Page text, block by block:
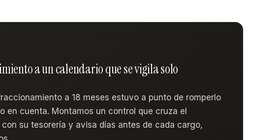
a un calendario que se vigila solo
a 18 meses estuvo a punto de romperlo
en cuenta. Montamos un control que cruza el
con su tesorería y avisa días antes de cada cargo,